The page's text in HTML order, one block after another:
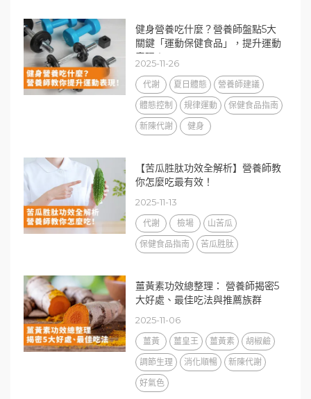
健身營養吃什麼？營養師盤點5大
關鍵「運動保健食品」，提升運動
表現！
2025-11-26
代謝 夏日體態
營養師建議
體態控制
規律運動
保健食品指南
新陳代謝
健身
【苦瓜胜肽功效全解析】營養師教
你怎麼吃最有效！
2025-11-13
代謝 檢場
山苦瓜
保健食品指南
苦瓜胜肽
薑黃素功效總整理： 營養師揭密5
大好處、最佳吃法與推薦族群
2025-11-06
薑黃 薑皇王 薑黃素
胡椒鹼
調節生理
消化順暢
新陳代謝
好氣色